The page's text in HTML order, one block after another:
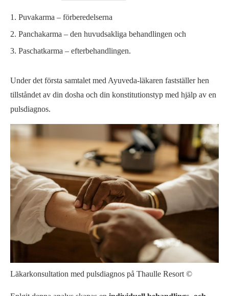
Puvakarma – förberedelserna
Panchakarma – den huvudsakliga behandlingen och
Paschatkarma – efterbehandlingen.
Under det första samtalet med Ayuveda-läkaren fastställer hen
tillståndet av din dosha och din konstitutionstyp med hjälp av en
pulsdiagnos.
Läkarkonsultation med pulsdiagnos på Thaulle Resort ©